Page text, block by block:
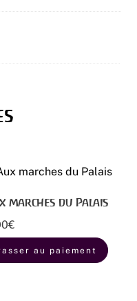
marches du Palais
€
au paiement